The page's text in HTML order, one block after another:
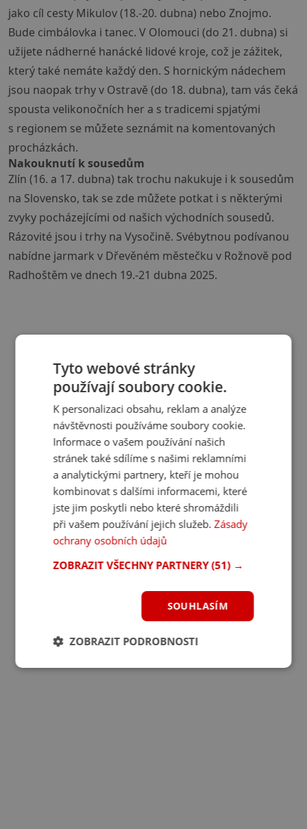
jako cíl cesty Mikulov (18.-20. dubna) nebo Znojmo.
Bude cimbálovka i tanec. V Olomouci (do 21. dubna) si
užijete nádherné hanácké lidové kroje, což je zážitek,
který také nemáte každý den. S hornickým nádechem
jsou naopak trhy v Ostravě (do 18. dubna), tam vás čeká
spousta velikonočních her a s tradicemi spjatými
s regionem se můžete seznámit na komentovaných
procházkách.
Nakouknutí k sousedům
Zlín (16. a 17. dubna) tak trochu nakukuje i k sousedům
na Slovensko, tak se zde můžete potkat i s některými
zvyky pocházejícími od našich východních sousedů.
Rázovité jsou i trhy na Vysočině. Svébytnou podívanou
nabídne jarmark v Dřevěném městečku v Rožnově pod
Radhoštěm ve dnech 19.-21 dubna 2025.
Tyto webové stránky
používají soubory cookie.
K personalizaci obsahu, reklam a analýze
návštěvnosti používáme soubory cookie.
Informace o vašem používání našich
stránek také sdílíme s našimi reklamními
a analytickými partnery, kteří je mohou
kombinovat s dalšími informacemi, které
jste jim poskytli nebo které shromáždili
při vašem používání jejich služeb.Zásady
ochrany osobních údajů
ZOBRAZIT VŠECHNY PARTNERY(51) →
SOUHLASÍM
ZOBRAZIT PODROBNOSTI